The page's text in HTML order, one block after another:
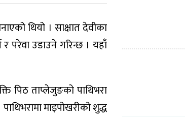
थियो । साक्षात देवीका
र परेवा उडाउने गरिन्छ । यहाँ
पिठ ताप्लेजुङको पाथिभरा
माइपोखरीको शुद्ध